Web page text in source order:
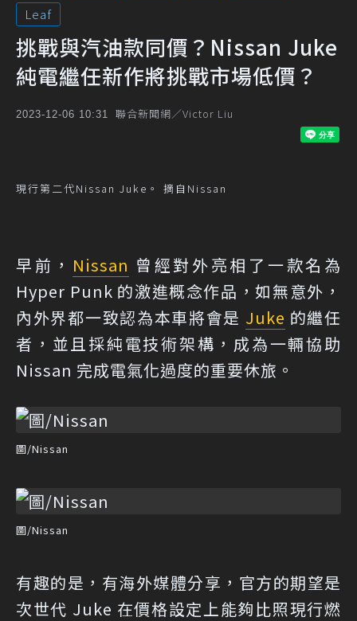
Leaf
挑戰與汽油款同價？Nissan Juke
純電繼任新作將挑戰市場低價？
2023-12-06 10:31 聯合新聞網／Victor Liu
現行第二代Nissan Juke。 摘自Nissan
早前， Nissan 曾經對外亮相了一款名為
Hyper Punk 的激進概念作品，如無意外，
內外界都一致認為本車將會是 Juke 的繼任
者，並且採純電技術架構，成為一輛協助
Nissan 完成電氣化過度的重要休旅。
圖/Nissan
圖/Nissan
有趣的是，有海外媒體分享，官方的期望是
次世代 Juke 在價格設定上能夠比照現行燃